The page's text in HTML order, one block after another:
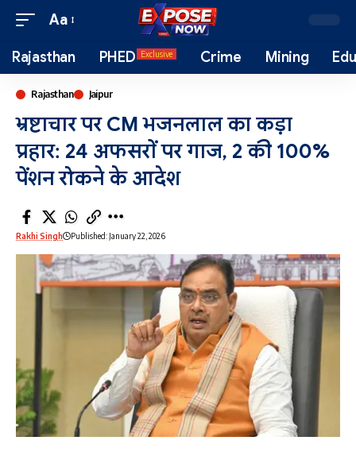
Aa
Rajasthan PHED Exclusive Crime Mining
Rajasthan Jaipur
भ्रष्टाचार पर CM भजनलाल का कड़ा
प्रहार: 24 अफसरों पर गाज, 2 की 100%
पेंशन रोकने के आदेश
Rakhi Singh Published: January 22, 2026